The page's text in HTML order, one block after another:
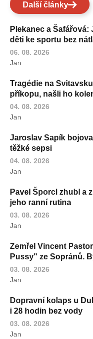
Další články
Plekanec a
děti ke sportu bez
06. 08. 2026
Jan
Tragédie na
příkopu, našli ho
04. 08. 2026
Jan
Jaroslav Sapík
těžké sepsi
04. 08. 2026
Jan
Pavel Šporcl zhubl a
jeho ranní rutina
03. 08. 2026
Jan
Zemřel Vincent
Pussy" ze Sopránů.
03. 08. 2026
Jan
Dopravní kolaps u
i 28 hodin bez vody
03. 08. 2026
Jan